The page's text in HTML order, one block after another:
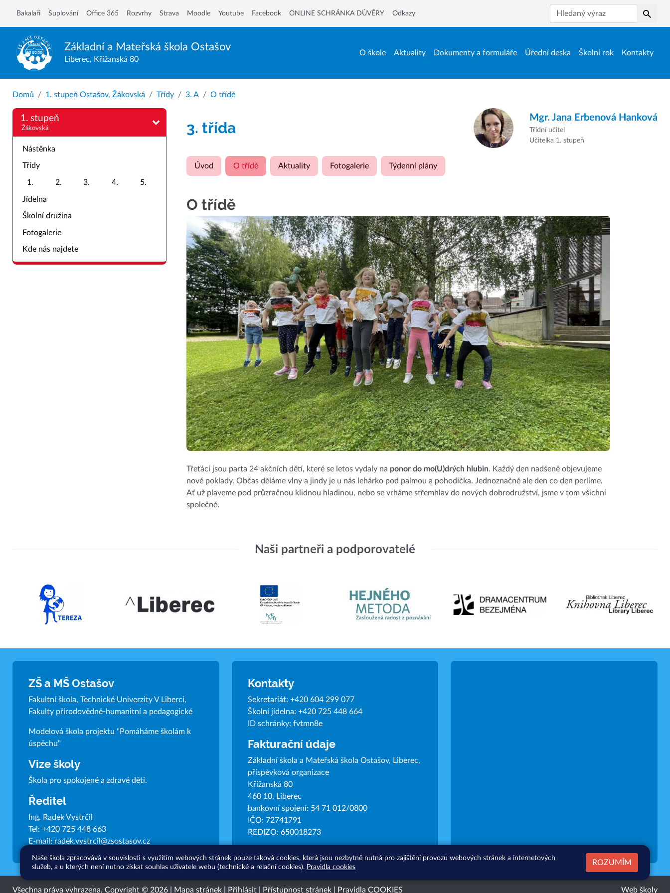
Základní a Mateřská škola Ostašov
Liberec, Křižanská 80
O škole Aktuality Dokumenty a formuláře Úřední deska Školní rok Kontakty
Bakalaři Suplování Office 365 Rozvrhy Strava Moodle Youtube Facebook ONLINE SCHRÁNKA DŮVĚRY Odkazy
Hledat
Domů 1. stupeň Ostašov, Žákovská Třídy 3. A O třídě
1. stupeň
Žákovská
Nástěnka
Třídy
1. 2. 3. 4. 5.
Jídelna
Školní družina
Fotogalerie
Kde nás najdete
3. třída
Mgr. Jana Erbenová Hanková
Třídní učitel
Učitelka 1. stupeň
Úvod O třídě Aktuality Fotogalerie Týdenní plány
O třídě
Třeťáci jsou parta 24 akčních dětí, které se letos vydaly na ponor do mo(U)drých hlubin. Každý den nadšeně objevujeme
nové poklady. Občas děláme vlny a jindy je u nás lehárko pod palmou a pohodička. Jednoznačně ale den co den perlíme.
Ať už plaveme pod průzračnou klidnou hladinou, nebo se vrháme střemhlav do nových dobrodružství, jsme v tom všichni
společně.
Naši partneři a podporovatelé
ZŠ a MŠ Ostašov
Fakultní škola, Technické Univerzity V Liberci,
Fakulty přírodovědně-humanitní a pedagogické
Modelová škola projektu "Pomáháme školám k
úspěchu"
Vize školy
Škola pro spokojené a zdravé děti.
Ředitel
Ing. Radek Vystrčil
Tel: +420 725 448 663
E-mail:radek.vystrcil@zsostasov.cz
Kontakty
Sekretariát: +420 604 299 077
Školní jídelna: +420 725 448 664
ID schránky: fvtmn8e
Fakturační údaje
Základní škola a Mateřská škola Ostašov, Liberec,
příspěvková organizace
Křižanská 80
460 10, Liberec
bankovní spojení: 54 71 012/0800
IČO: 72741791
REDIZO: 650018273
Všechna práva vyhrazena. Copyright © 2026 | Mapa stránek Přihlásit Přístupnost stránek Pravidla COOKIES Web školy
Naše škola zpracovává v souvislosti s využitím webových stránek pouze taková cookies, která jsou nezbytně nutná pro zajištění provozu webových stránek a internetových
služeb, a u kterých není nutno získat souhlas uživatele webu (technické a relační cookies). Pravidla cookies
ROZUMÍM